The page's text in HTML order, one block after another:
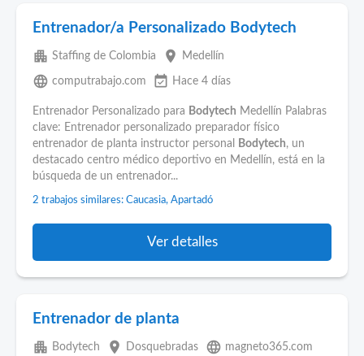
Entrenador/a Personalizado Bodytech
apartment Staffing de Colombia place Medellín
language computrabajo.com event_available Hace 4 días
Entrenador Personalizado para Bodytech Medellín Palabras
clave: Entrenador personalizado preparador físico
entrenador de planta instructor personal
Bodytech, un
destacado centro médico deportivo en Medellín, está en la
búsqueda de un entrenador...
2 trabajos similares: Caucasia, Apartadó
Ver detalles
Entrenador de planta
apartment Bodytech place Dosquebradas language magneto365.com